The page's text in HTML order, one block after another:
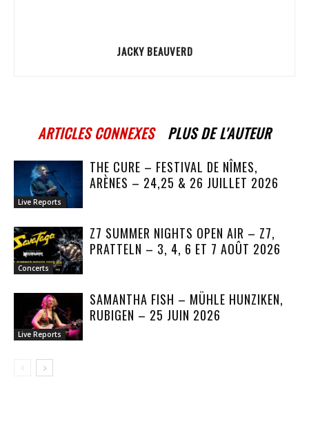
JACKY BEAUVERD
ARTICLES CONNEXES PLUS DE L'AUTEUR
Live Reports
THE CURE – FESTIVAL DE NÎMES,
ARÈNES – 24,25 & 26 JUILLET 2026
Concerts
Z7 SUMMER NIGHTS OPEN AIR – Z7,
PRATTELN – 3, 4, 6 ET 7 AOÛT 2026
Live Reports
SAMANTHA FISH – MÜHLE HUNZIKEN,
RUBIGEN – 25 JUIN 2026